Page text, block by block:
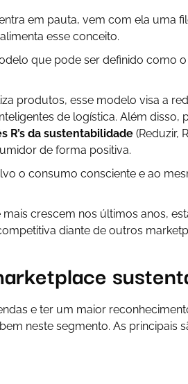
em pauta, vem com ela uma
esse conceito.
que pode ser definido como o
produtos, esse modelo visa a
de logística. Além disso,
R’s da sustentabilidade(Reduzir,
de forma positiva.
o consumo consciente e ao
crescem nos últimos anos,
diante de outros
e ter um maior
neste segmento. As principais